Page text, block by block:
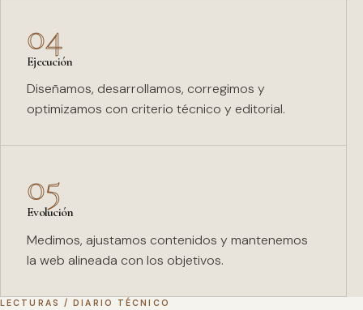
04
Ejecución
Diseñamos, desarrollamos, corregimos y
optimizamos con criterio técnico y editorial.
05
Evolución
Medimos, ajustamos contenidos y mantenemos
la web alineada con los objetivos.
LECTURAS / DIARIO TÉCNICO